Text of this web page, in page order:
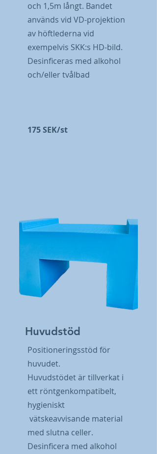
och 1,5m långt. Bandet
används vid VD-projektion
av höftlederna vid
exempelvis SKK:s HD-bild.
Desinficeras med alkohol
och/eller tvålbad
175 SEK/st
Huvudstöd
Positioneringsstöd för
huvudet.
Huvudstödet är tillverkat i
ett röntgenkompatibelt,
hygieniskt
vätskeavvisande material
med slutna celler.
Desinficera med alkohol